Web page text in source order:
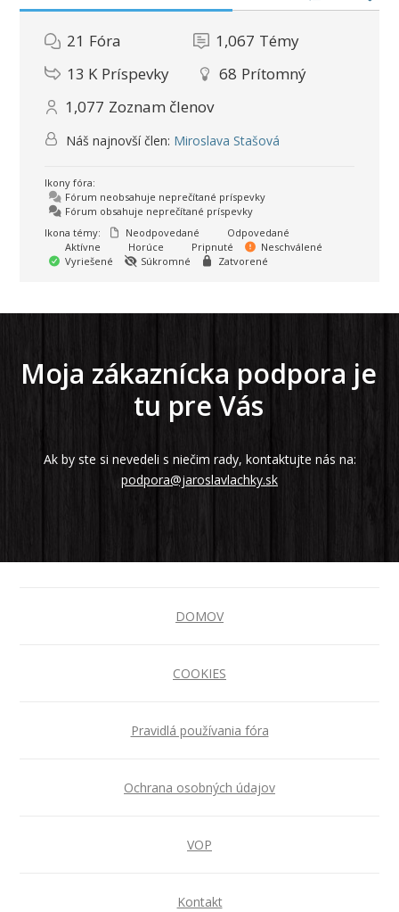
21 Fóra 1,067 Témy
13 K Príspevky 68 Prítomný
1,077 Zoznam členov
Náš najnovší člen: Miroslava Stašová
Ikony fóra:
Fórum neobsahuje neprečítané príspevky
Fórum obsahuje neprečítané príspevky
Ikona témy:
Neodpovedané
Odpovedané
Aktívne
Horúce Pripnuté
Neschválené
Vyriešené
Súkromné Zatvorené
Moja zákaznícka podpora je
tu pre Vás
Ak by ste si nevedeli s niečim rady, kontaktujte nás na:
podpora@jaroslavlachky.sk
DOMOV
COOKIES
Pravidlá používania fóra
Ochrana osobných údajov
VOP
Kontakt